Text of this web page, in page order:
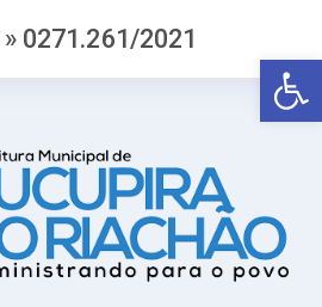
» 0271.261/2021